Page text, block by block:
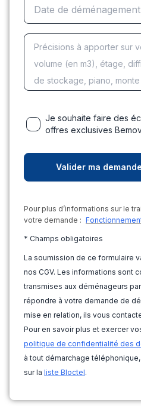
Je souhaite faire des
offres exclusives
Pour plus d’informations sur le
votre demande :
* Champs obligatoires
La soumission de ce formulaire
nos CGV. Les informations sont
transmises aux déménageurs
répondre à votre demande de
mise en relation, ils vous
Pour en savoir plus et exercer
politique de confidentialité des
à tout démarchage
sur la liste Bloctel.